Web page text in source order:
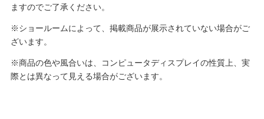
ますのでご了承ください。
※ショールームによって、掲載商品が展示されていない場合がご
ざいます。
※商品の色や風合いは、コンピュータディスプレイの性質上、実
際とは異なって見える場合がございます。